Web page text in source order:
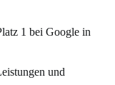
1 bei Google in
und